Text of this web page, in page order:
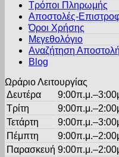
μπορούν
επιλεγούν
σελίδα
Τρόποι Πληρωμής
Αποστολές-
Όροι Χρήσης
Μεγεθολόγιο
Αναζήτηση
Blog
Ωράριο Λειτουργίας
Δευτέρα
Τρίτη
Τετάρτη
Πέμπτη
Παρασκευή